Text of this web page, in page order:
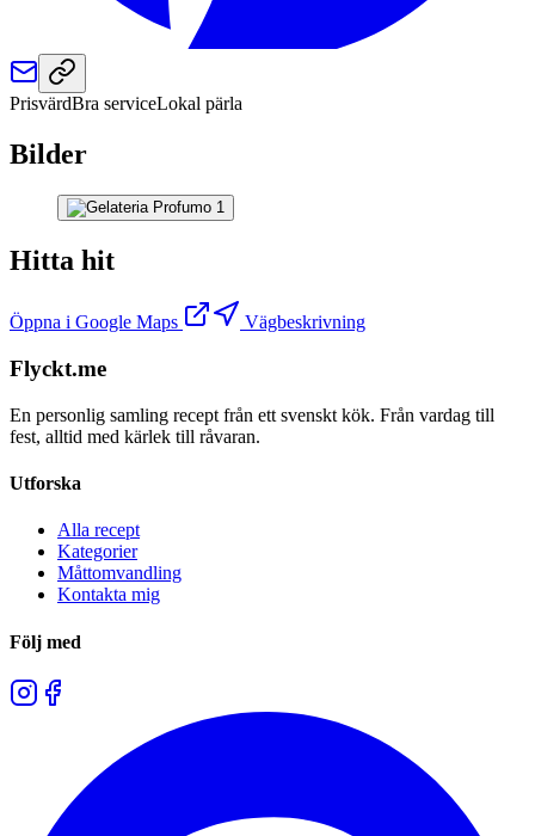
PrisvärdBra serviceLokal pärla
Bilder
Hitta hit
Öppna i Google Maps Vägbeskrivning
Flyckt.me
En personlig samling recept från ett svenskt kök. Från vardag till
fest, alltid med kärlek till råvaran.
Utforska
Alla recept
Kategorier
Måttomvandling
Kontakta mig
Följ med